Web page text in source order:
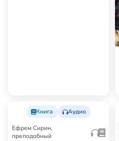
Книга Аудио
Ефрем Сирин,
преподобный